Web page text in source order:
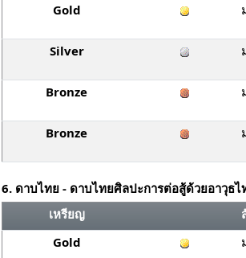
Gold
Silver
Bronze
Bronze
6. ดาบไทย - ดาบไทยศิลปะการต่อสู้ด้วยอาวุธ
เหรียญ
Gold